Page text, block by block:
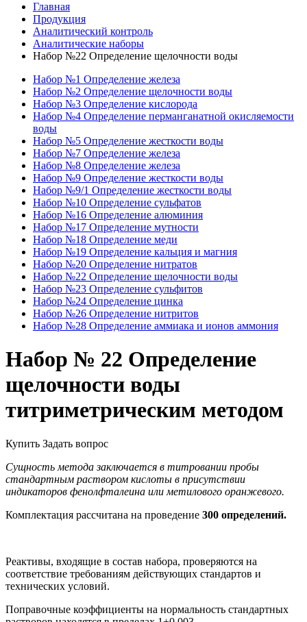
Главная
Продукция
Аналитический контроль
Аналитические наборы
Набор №22 Определение щелочности воды
Набор №1 Определение железа
Набор №2 Определение щелочности воды
Набор №3 Определение кислорода
Набор №4 Определение перманганатной окисляемости
воды
Набор №5 Определение жесткости воды
Набор №7 Определение железа
Набор №8 Определение железа
Набор №9 Определение жесткости воды
Набор №9/1 Определение жесткости воды
Набор №10 Определение сульфатов
Набор №16 Определение алюминия
Набор №17 Определение мутности
Набор №18 Определение меди
Набор №19 Определение кальция и магния
Набор №20 Определение нитратов
Набор №22 Определение щелочности воды
Набор №23 Определение сульфитов
Набор №24 Определение цинка
Набор №26 Определение нитритов
Набор №28 Определение аммиака и ионов аммония
Набор № 22 Определение
щелочности воды
титриметрическим методом
Купить Задать вопрос
Сущность метода заключается в титровании пробы
стандартным раствором кислоты в присутствии
индикаторов фенолфталеина или метилового оранжевого.
Комплектация рассчитана на проведение 300 определений.
Реактивы, входящие в состав набора, проверяются на
соответствие требованиям действующих стандартов и
технических условий.
Поправочные коэффициенты на нормальность стандартных